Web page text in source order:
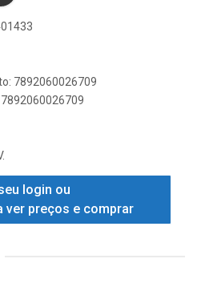
7892060026709
login ou
ver preços e comprar